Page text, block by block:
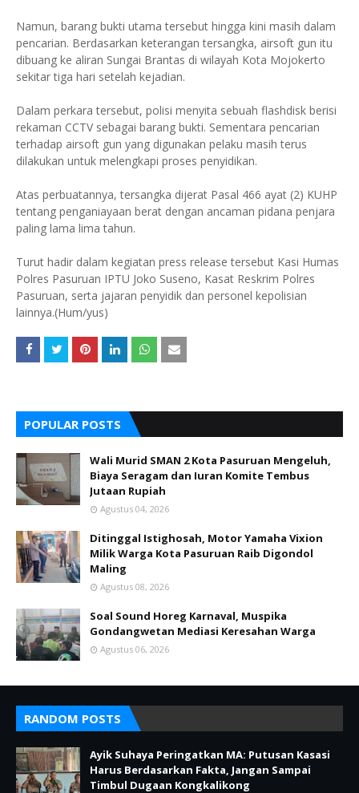
Namun, barang bukti utama tersebut hingga kini masih dalam
pencarian. Berdasarkan keterangan tersangka, airsoft gun itu
dibuang ke aliran Sungai Brantas di wilayah Kota Mojokerto
sekitar tiga hari setelah kejadian.
Dalam perkara tersebut, polisi menyita sebuah flashdisk berisi
rekaman CCTV sebagai barang bukti. Sementara pencarian
terhadap airsoft gun yang digunakan pelaku masih terus
dilakukan untuk melengkapi proses penyidikan.
Atas perbuatannya, tersangka dijerat Pasal 466 ayat (2) KUHP
tentang penganiayaan berat dengan ancaman pidana penjara
paling lama lima tahun.
Turut hadir dalam kegiatan press release tersebut Kasi Humas
Polres Pasuruan IPTU Joko Suseno, Kasat Reskrim Polres
Pasuruan, serta jajaran penyidik dan personel kepolisian
lainnya.(Hum/yus)
POPULAR POSTS
Wali Murid SMAN 2 Kota Pasuruan Mengeluh,
Biaya Seragam dan Iuran Komite Tembus
Jutaan Rupiah
Agustus 04, 2026
Ditinggal Istighosah, Motor Yamaha Vixion
Milik Warga Kota Pasuruan Raib Digondol
Maling
Agustus 08, 2026
Soal Sound Horeg Karnaval, Muspika
Gondangwetan Mediasi Keresahan Warga
Agustus 06, 2026
RANDOM POSTS
Ayik Suhaya Peringatkan MA: Putusan Kasasi
Harus Berdasarkan Fakta, Jangan Sampai
Timbul Dugaan Kongkalikong